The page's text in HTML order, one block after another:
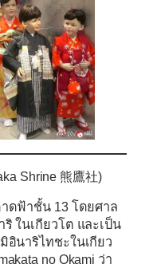
Shrine 熊鷹社)
ดฟ้าชั้น 13 โดยศาล
ในเกียวโต และเป็น
อินาริไทชะในเกียว
no Okami ว่า